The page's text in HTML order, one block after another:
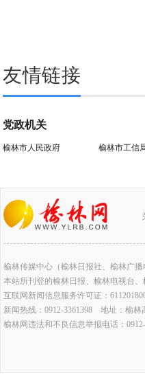
友情链接
党政机关
榆林市人民政府 榆林市工信
榆林传媒中心（榆林日报社、榆林广播
本站所刊登的榆林日报、榆林电视台
互联网新闻信息服务许可证：
新闻热线：0912-3361398 地址：榆
榆林网违法和不良信息举报电话：